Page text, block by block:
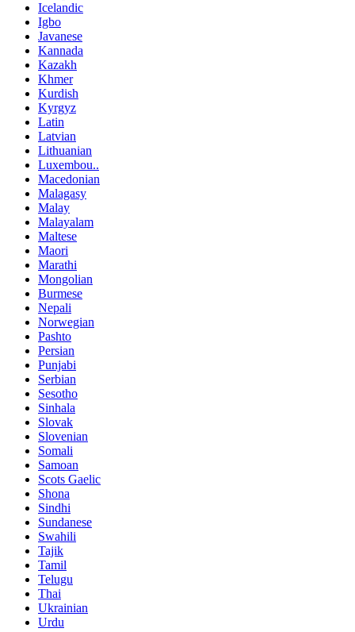
Icelandic
Igbo
Javanese
Kannada
Kazakh
Khmer
Kurdish
Kyrgyz
Latin
Latvian
Lithuanian
Luxembou..
Macedonian
Malagasy
Malay
Malayalam
Maltese
Maori
Marathi
Mongolian
Burmese
Nepali
Norwegian
Pashto
Persian
Punjabi
Serbian
Sesotho
Sinhala
Slovak
Slovenian
Somali
Samoan
Scots Gaelic
Shona
Sindhi
Sundanese
Swahili
Tajik
Tamil
Telugu
Thai
Ukrainian
Urdu